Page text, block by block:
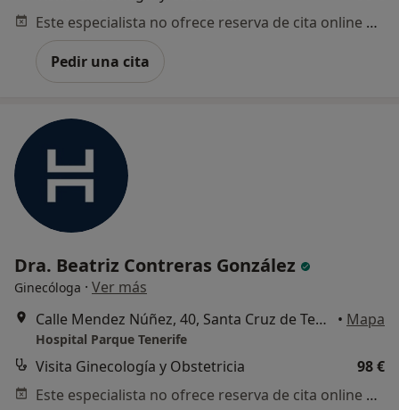
Este especialista no ofrece reserva de cita online en esta dirección.
Pedir una cita
Dra. Beatriz Contreras González
Ginecóloga · Ver más
Calle Mendez Núñez, 40, Santa Cruz de Tenerife
• Mapa
Hospital Parque Tenerife
Visita Ginecología y Obstetricia
98 €
Este especialista no ofrece reserva de cita online en esta dirección.